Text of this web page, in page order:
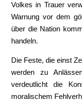
Volkes in Trauer
Warnung vor dem
über die Nation
handeln.
Die Feste, die einst
werden zu
verdeutlicht die
moralischem